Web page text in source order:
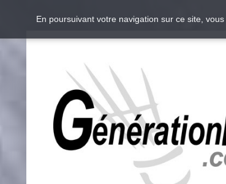
En poursuivant votre navigation sur ce site,